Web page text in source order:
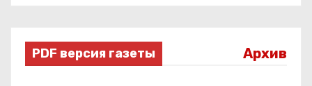
PDF версия газеты Архив